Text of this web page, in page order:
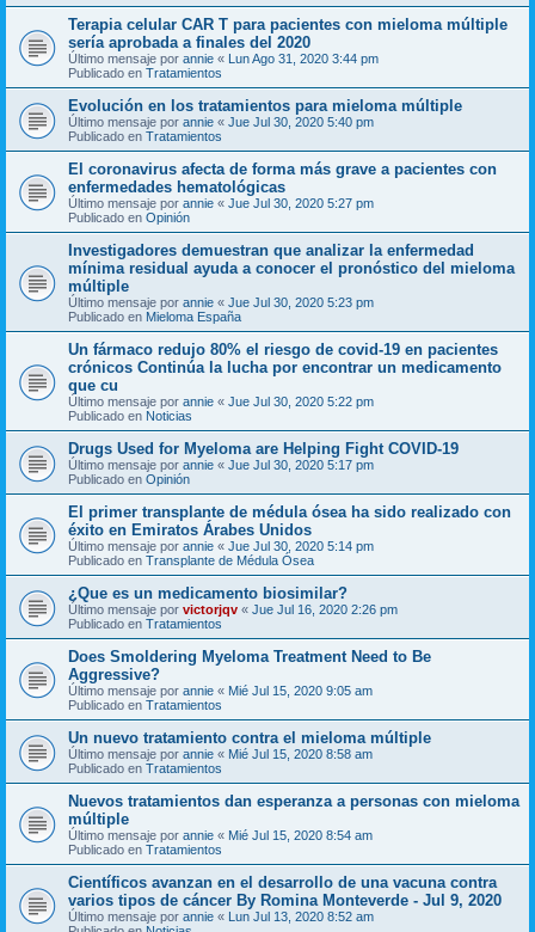
Terapia celular CAR T para pacientes con mieloma múltiple
sería aprobada a finales del 2020
Último mensaje por annie « Lun Ago 31, 2020 3:44 pm
Publicado en Tratamientos
Evolución en los tratamientos para mieloma múltiple
Último mensaje por annie « Jue Jul 30, 2020 5:40 pm
Publicado en Tratamientos
El coronavirus afecta de forma más grave a pacientes con
enfermedades hematológicas
Último mensaje por annie « Jue Jul 30, 2020 5:27 pm
Publicado en Opinión
Investigadores demuestran que analizar la enfermedad
mínima residual ayuda a conocer el pronóstico del mieloma
múltiple
Último mensaje por annie « Jue Jul 30, 2020 5:23 pm
Publicado en Mieloma España
Un fármaco redujo 80% el riesgo de covid-19 en pacientes
crónicos Continúa la lucha por encontrar un medicamento
que cu
Último mensaje por annie « Jue Jul 30, 2020 5:22 pm
Publicado en Noticias
Drugs Used for Myeloma are Helping Fight COVID-19
Último mensaje por annie « Jue Jul 30, 2020 5:17 pm
Publicado en Opinión
El primer transplante de médula ósea ha sido realizado con
éxito en Emiratos Árabes Unidos
Último mensaje por annie « Jue Jul 30, 2020 5:14 pm
Publicado en Transplante de Médula Ósea
¿Que es un medicamento biosimilar?
Último mensaje por victorjqv « Jue Jul 16, 2020 2:26 pm
Publicado en Tratamientos
Does Smoldering Myeloma Treatment Need to Be
Aggressive?
Último mensaje por annie « Mié Jul 15, 2020 9:05 am
Publicado en Tratamientos
Un nuevo tratamiento contra el mieloma múltiple
Último mensaje por annie « Mié Jul 15, 2020 8:58 am
Publicado en Tratamientos
Nuevos tratamientos dan esperanza a personas con mieloma
múltiple
Último mensaje por annie « Mié Jul 15, 2020 8:54 am
Publicado en Tratamientos
Científicos avanzan en el desarrollo de una vacuna contra
varios tipos de cáncer By Romina Monteverde - Jul 9, 2020
Último mensaje por annie « Lun Jul 13, 2020 8:52 am